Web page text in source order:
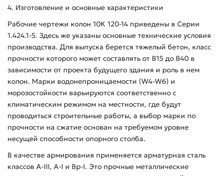
4. Изготовление и основные характеристики
Рабочие чертежи колон 10К 120-14 приведены в Серии
1.424.1-5. Здесь же указаны основные технические условия
производства. Для выпуска берется тяжелый бетон, класс
прочности которого может составлять от В15 до В40 в
зависимости от проекта будущего здания и роль в нем
колон. Марки водонепроницаемости (W4-W6) и
морозостойкости варьируются соответственно с
климатическим режимом на местности, где будут
проводиться строительные работы, а выбор марки по
прочности на сжатие основан на требуемом уровне
несущей способности опорного столба.
В качестве армирования применяется арматурная сталь
классов А-ІІІ, А-І и Вр-І. Это прочные металлические